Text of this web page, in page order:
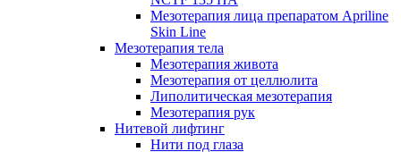
Мезотерапия лица препаратом Apriline
Skin Line
Мезотерапия тела
Мезотерапия живота
Мезотерапия от целлюлита
Липолитическая мезотерапия
Мезотерапия рук
Нитевой лифтинг
Нити под глаза